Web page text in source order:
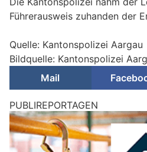
Führerausweis zuhanden der
Quelle: Kantonspolizei Aargau
Bildquelle: Kantonspolizei
Mail
PUBLIREPORTAGEN